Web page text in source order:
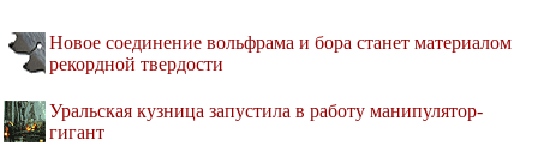
Новое соединение вольфрама и бора станет материалом
рекордной твердости
Уральская кузница запустила в работу манипулятор-
гигант